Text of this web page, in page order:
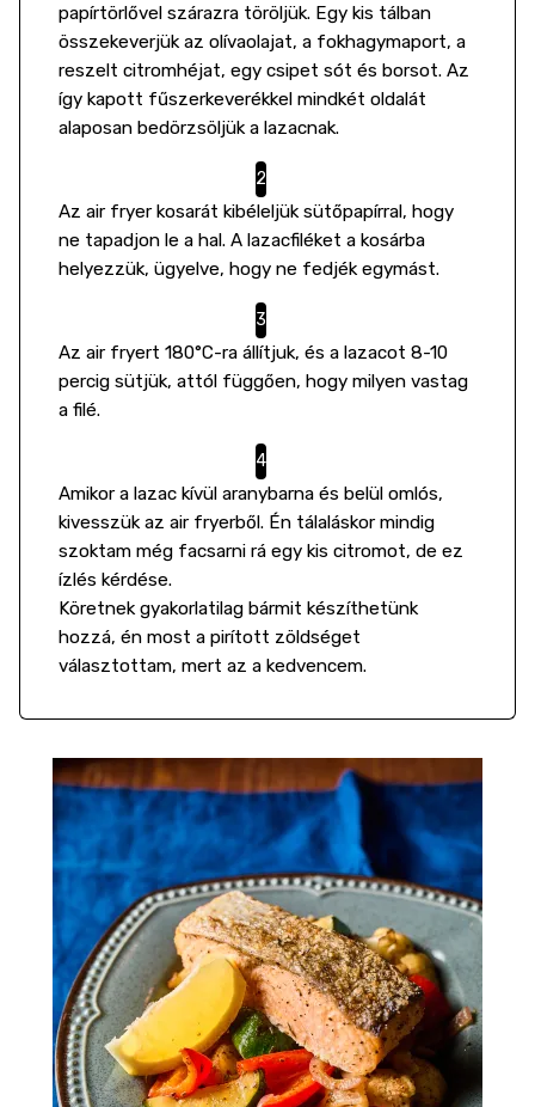
papírtörlővel szárazra töröljük. Egy kis tálban
összekeverjük az olívaolajat, a fokhagymaport, a
reszelt citromhéjat, egy csipet sót és borsot. Az
így kapott fűszerkeverékkel mindkét oldalát
alaposan bedörzsöljük a lazacnak.
Az air fryer kosarát kibéleljük sütőpapírral, hogy
ne tapadjon le a hal. A lazacfiléket a kosárba
helyezzük, ügyelve, hogy ne fedjék egymást.
Az air fryert 180°C-ra állítjuk, és a lazacot 8-10
percig sütjük, attól függően, hogy milyen vastag
a filé.
Amikor a lazac kívül aranybarna és belül omlós,
kivesszük az air fryerből. Én tálaláskor mindig
szoktam még facsarni rá egy kis citromot, de ez
ízlés kérdése.
Köretnek gyakorlatilag bármit készíthetünk
hozzá, én most a pirított zöldséget
választottam, mert az a kedvencem.